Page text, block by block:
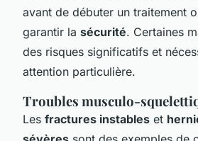
avant de débuter un traitement
garantir la sécurité. Certaines
des risques significatifs et
attention particulière.
Troubles musculo-
Les fractures instables et